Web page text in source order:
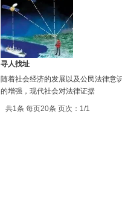
寻人找址
随着社会经济的发展以及公民法律意
的增强，现代社会对法律证据
共1条 每页20条 页次：1/1